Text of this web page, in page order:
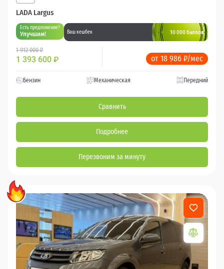
LADA Largus
Есть предложение?
Улучшим! Ваш кешбек 10 000 баллов
1 912 000 ₽
1 393 600 ₽ от 18 986 ₽/мес
Бензин Механическая Передний
Сравнить
Подробнее
Перезвоним за минуту